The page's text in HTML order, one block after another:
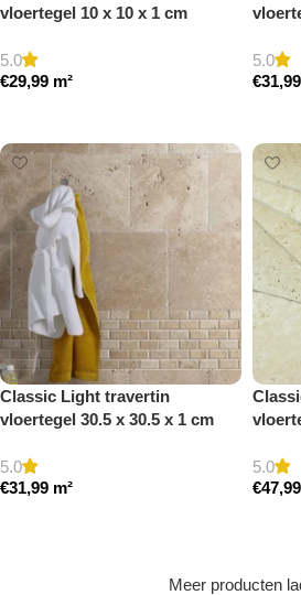
vloertegel 10 x 10 x 1 cm
5.0
€29,99 m²
5.0
€31,99
Classic Light travertin
vloertegel 30.5 x 30.5 x 1 cm
5.0
€31,99 m²
5.0
€47,99
Meer producten